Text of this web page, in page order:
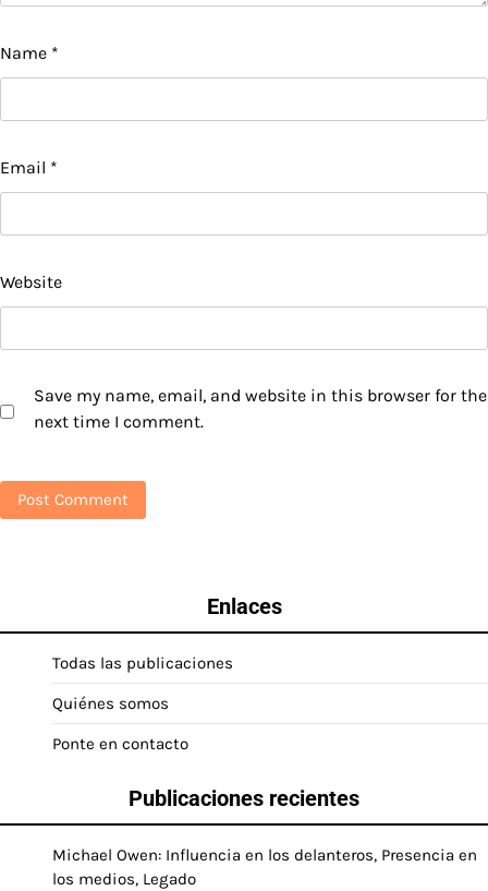
Name *
Email *
Website
Save my name, email, and website in this browser for the
next time I comment.
Enlaces
Todas las publicaciones
Quiénes somos
Ponte en contacto
Publicaciones recientes
Michael Owen: Influencia en los delanteros, Presencia en
los medios, Legado